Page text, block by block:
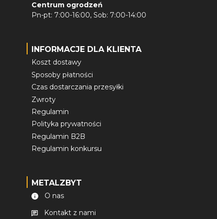
Centrum ogrodzeń
Pn-pt: 7:00-16:00, Sob: 7:00-14:00
INFORMACJE DLA KLIENTA
Koszt dostawy
Sposoby płatności
Czas dostarczania przesyłki
Zwroty
Regulamin
Polityka prywatności
Regulamin B2B
Regulamin konkursu
METALZBYT
O nas
Kontakt z nami